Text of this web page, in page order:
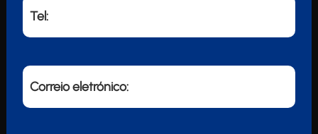
Tel:
Correio eletrónico: